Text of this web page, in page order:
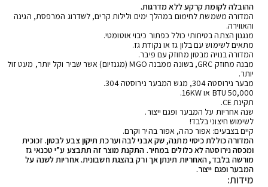
ההובלהלקומת קרקע ללא מדרגות.
המדורה משמשת לחימום במהלך ימים ולילות קרים, לשדרוג המרפסת, הגינה
והאווירה.
מנגנון הצתה בטיחותי כולל כפתור כיבוי אוטומטי.
מתאים לשימוש עם בלון גז או נקודת גז.
המדורה בנויה מבטון מחוזק עם פיבר.
מבנה מחוזק GRC, בשונה ממבנה MGO (מגנזיום) אשר שביר וקל יותר, מעט זול
יותר.
מבער נירוסטה 304, מגש המבער נירוסטה 304.
50,000 BTU או 16KW.
תקינת CE.
שנה אחריות על המבער ופגם ייצור.
לשימוש חיצוני בלבד!
קיים בצבעים: אפור כהה, אפור בהיר וקרם.
המדורה כוללת כיסוי מתנה, שק אבני לבה וערכת תיקון צבע לבטון. זכוכית
ומכסה נירוסטה לא כלולים במחיר. התקנת מוצר זה תתבצע ע”י טכנאי גז
מורשה בלבד, האחריות תינתן אך ורק בהצגת חשבונית. אחריות לשנה על
המבער ופגם ייצור.
מידות: